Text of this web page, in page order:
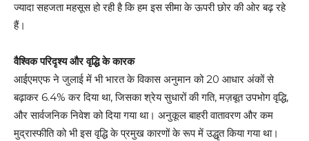
ज्यादा सहजता महसूस हो रही है कि हम इस सीमा के ऊपरी छोर की ओर बढ़ रहे
हैं।
वैश्विक परिदृश्य और वृद्धि के कारक
आईएमएफ ने जुलाई में भी भारत के विकास अनुमान को 20 आधार अंकों से
बढ़ाकर 6.4% कर दिया था, जिसका श्रेय सुधारों की गति, मज़बूत उपभोग वृद्धि,
और सार्वजनिक निवेश को दिया गया था। अनुकूल बाहरी वातावरण और कम
मुद्रास्फीति को भी इस वृद्धि के प्रमुख कारणों के रूप में उद्धृत किया गया था।